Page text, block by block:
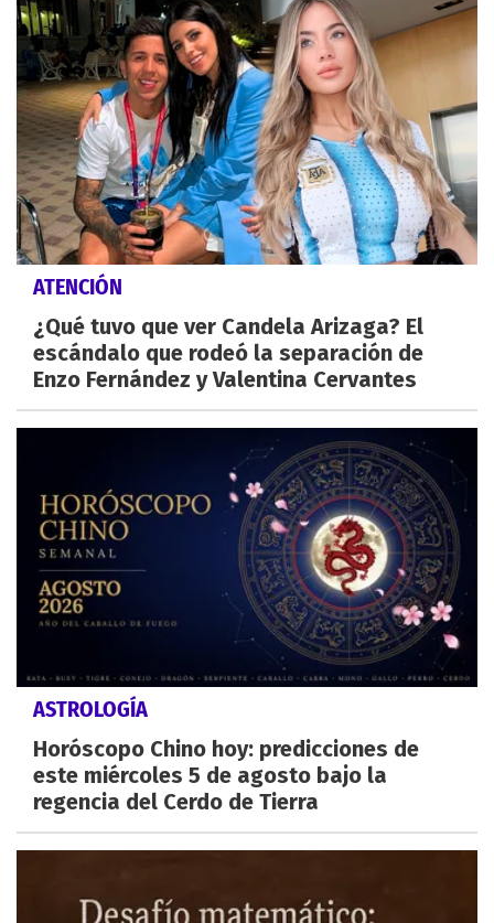
ATENCIÓN
¿Qué tuvo que ver Candela Arizaga? El
escándalo que rodeó la separación de
Enzo Fernández y Valentina Cervantes
ASTROLOGÍA
Horóscopo Chino hoy: predicciones de
este miércoles 5 de agosto bajo la
regencia del Cerdo de Tierra